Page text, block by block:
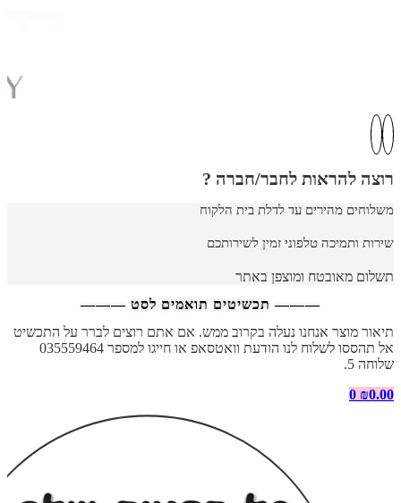
רוצה להראות לחבר/חברה ?
משלוחים מהירים עד לדלת בית הלקוח
שירות ותמיכה טלפוני זמין לשירותכם
תשלום מאובטח ומוצפן באתר
——— תכשיטים תואמים לסט ———
תיאור מוצר אנחנו נעלה בקרוב ממש. אם אתם רוצים לברר על התכשיט
אל תהססו לשלוח לנו הודעת וואטסאפ או חייגו למספר 035559464
שלוחה 5.
₪0.00
0